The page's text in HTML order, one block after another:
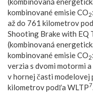
kombinované emisie CO2
až do 761 kilometrov
Shooting Brake with EQ
(kombinovaná
kombinované emisie CO2
verzia s dvomi motormi
v hornej časti modelovej
kilometrov podľa WLTP7